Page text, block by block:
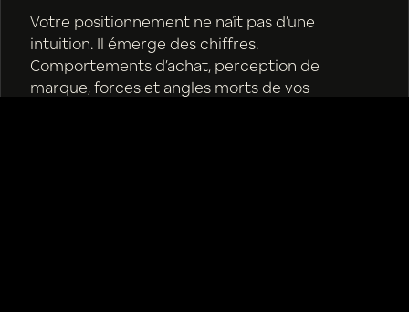
ANCRAGE
Votre positionnement ne naît pas d’une
intuition. Il émerge des chiffres.
Comportements d’achat, perception de
marque, forces et angles morts de vos